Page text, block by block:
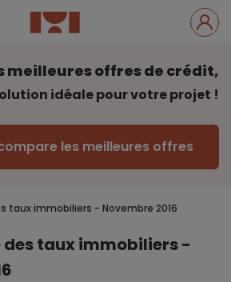
meilleures offres de crédit,
idéale pour votre projet !
les meilleures offres
taux immobiliers - Novembre 2016
des taux immobiliers -